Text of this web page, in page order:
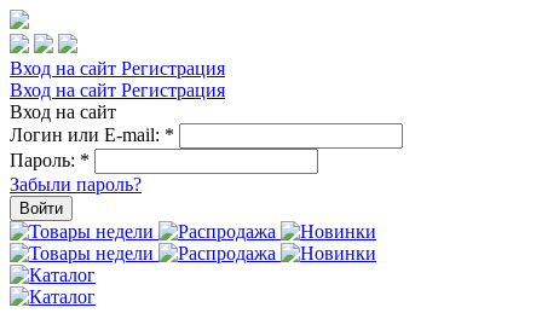
Вход на сайт Регистрация
Вход на сайт Регистрация
Вход на сайт
Логин или E-mail: *
Пароль: *
Забыли пароль?
Войти